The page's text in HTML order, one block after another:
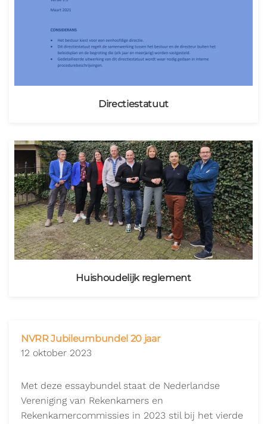
Directiestatuut
Huishoudelijk reglement
NVRR Jubileumbundel 20 jaar
12 oktober 2023
Met deze essaybundel staat de Nederlandse
Vereniging van Rekenkamers en
Rekenkamercommissies in 2023 stil bij het vierde